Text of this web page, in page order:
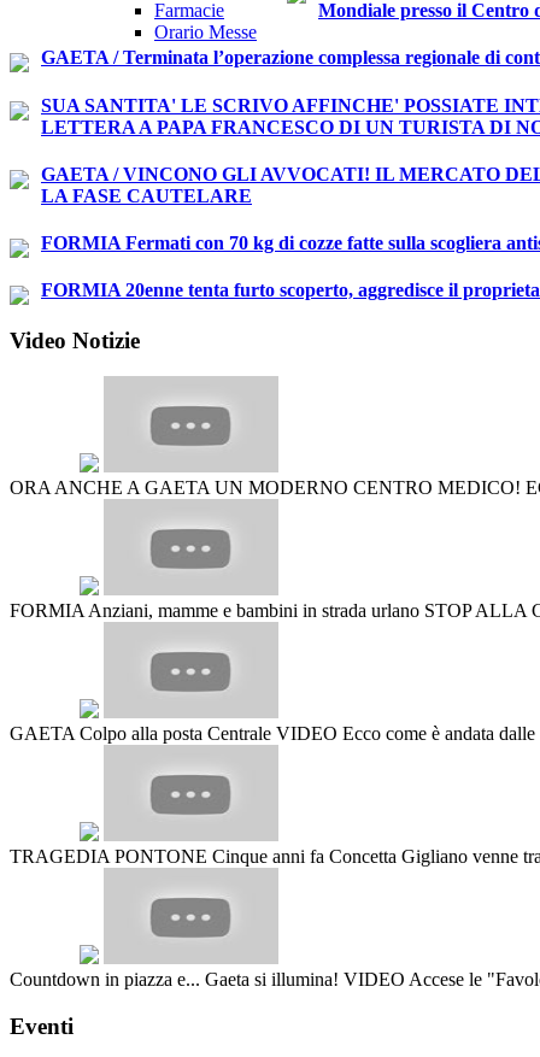
GAETA / Terminata l’operazione complessa regionale di
SUA SANTITA' LE SCRIVO AFFINCHE' POSSIATE
GAETA / VINCONO GLI AVVOCATI! IL MERCATO
FORMIA Fermati con 70 kg di cozze fatte sulla scogliera
FORMIA 20enne tenta furto scoperto, aggredisce il
Video Notizie
ORA ANCHE A GAETA UN MODERNO CENTRO MEDICO!
FORMIA Anziani, mamme e bambini in strada urlano STOP
GAETA Colpo alla posta Centrale VIDEO Ecco come è andata
TRAGEDIA PONTONE Cinque anni fa Concetta Gigliano venne
Countdown in piazza e... Gaeta si illumina! VIDEO Accese le
Eventi
#GEBERITDAYS 1 e 2 dicembre a GAETA! Presente il dir.